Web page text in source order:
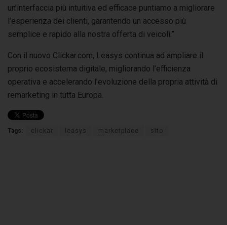
un’interfaccia più intuitiva ed efficace puntiamo a migliorare
l’esperienza dei clienti, garantendo un accesso più
semplice e rapido alla nostra offerta di veicoli.”
Con il nuovo Clickar.com, Leasys continua ad ampliare il
proprio ecosistema digitale, migliorando l’efficienza
operativa e accelerando l’evoluzione della propria attività di
remarketing in tutta Europa.
Tags: clickar leasys marketplace sito